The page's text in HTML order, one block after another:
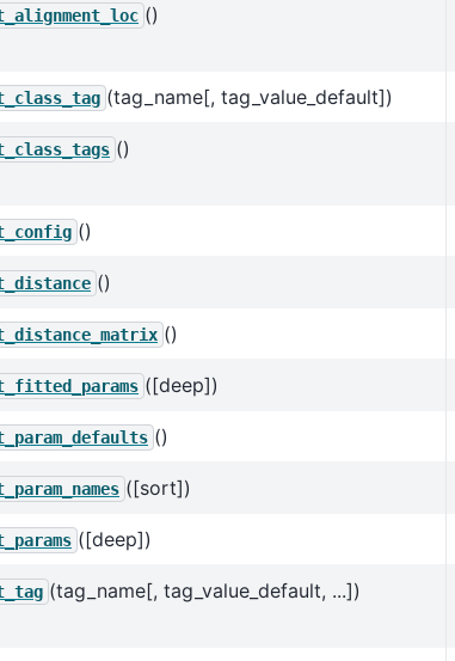
()
(tag_name[, tag_value_default])
()
()
()
()
([deep])
()
([sort])
([deep])
(tag_name[, tag_value_default, ...])